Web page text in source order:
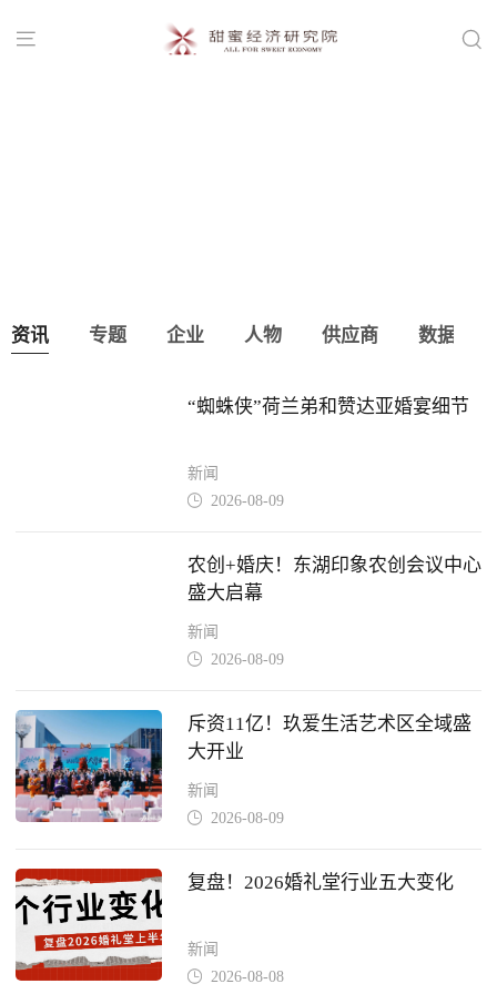
 
资讯 专题 企业 人物 供应商 数据
“蜘蛛侠”荷兰弟和赞达亚婚宴细节
新闻
 2026-08-09
农创+婚庆！东湖印象农创会议中心
盛大启幕
新闻
 2026-08-09
斥资11亿！玖爱生活艺术区全域盛
大开业
新闻
 2026-08-09
复盘！2026婚礼堂行业五大变化
新闻
 2026-08-08